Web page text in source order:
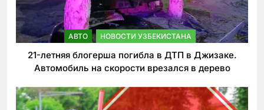
АВТО НОВОСТИ УЗБЕКИСТАНА
21-летняя блогерша погибла в ДТП в Джизаке.
Автомобиль на скорости врезался в дерево